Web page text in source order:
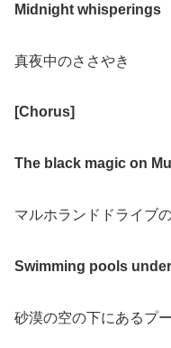
Midnight whisperings
真夜中のささやき
[Chorus]
The black magic on
マルホランドドライブ
Swimming pools
砂漠の空の下にあるプ